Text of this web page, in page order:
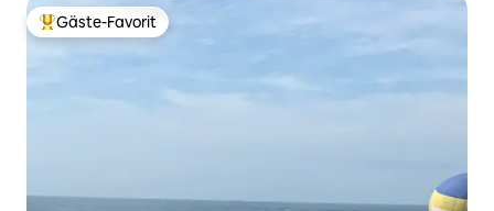
Beliebter Gäste-Favorit.
Gäste-Favorit